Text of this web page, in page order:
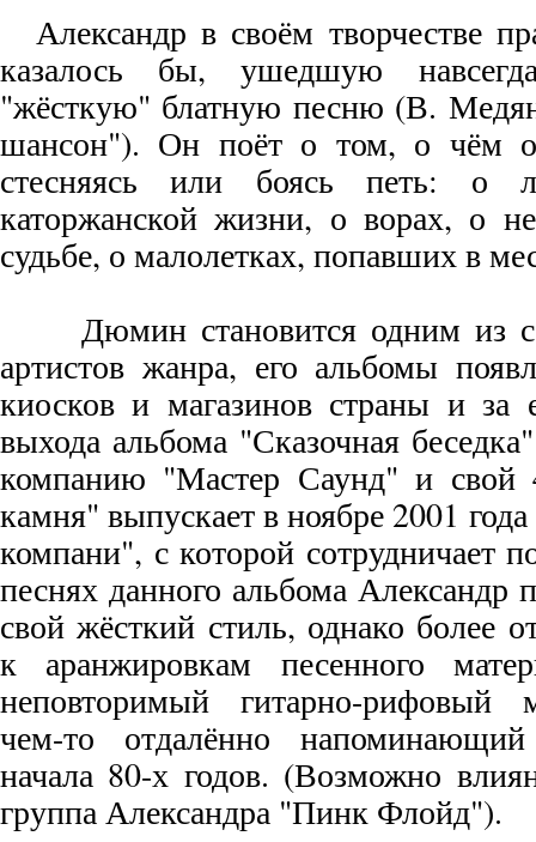
Александр в своём творчестве
казалось бы, ушедшую
"жёсткую" блатную песню (В.
шансон"). Он поёт о том, о чём
стесняясь или боясь петь: о
каторжанской жизни, о ворах, о
судьбе, о малолетках, попавших в
Дюмин становится одним из
артистов жанра, его альбомы
киосков и магазинов страны и за
выхода альбома "Сказочная
компанию "Мастер Саунд" и свой
камня" выпускает в ноябре 2001
компани", с которой сотрудничает
песнях данного альбома Александр
свой жёсткий стиль, однако более
к аранжировкам песенного
неповторимый гитарно-рифовый
чем-то отдалённо
начала 80-х годов. (Возможно
группа Александра "Пинк Флойд").